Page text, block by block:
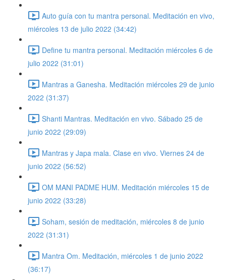
Auto guía con tu mantra personal. Meditación en vivo,
miércoles 13 de julio 2022 (34:42)
Define tu mantra personal. Meditación miércoles 6 de
julio 2022 (31:01)
Mantras a Ganesha. Meditación miércoles 29 de junio
2022 (31:37)
Shanti Mantras. Meditación en vivo. Sábado 25 de
junio 2022 (29:09)
Mantras y Japa mala. Clase en vivo. Viernes 24 de
junio 2022 (56:52)
OM MANI PADME HUM. Meditación miércoles 15 de
junio 2022 (33:28)
Soham, sesión de meditación, miércoles 8 de junio
2022 (31:31)
Mantra Om. Meditación, miércoles 1 de junio 2022
(36:17)